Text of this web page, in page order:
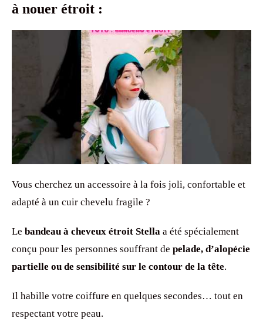
à nouer étroit :
Vous cherchez un accessoire à la fois joli, confortable et
adapté à un cuir chevelu fragile ?
Le bandeau à cheveux étroit Stella a été spécialement
conçu pour les personnes souffrant de pelade, d’alopécie
partielle ou de sensibilité sur le contour de la tête.
Il habille votre coiffure en quelques secondes… tout en
respectant votre peau.